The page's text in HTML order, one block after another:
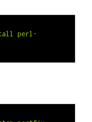
perl-